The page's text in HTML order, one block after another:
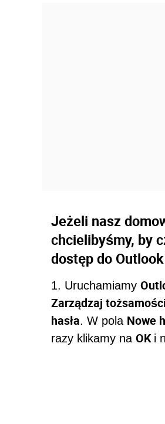
Jeżeli nasz
chcielibyśmy, by
dostęp do
1. Uruchamiamy
Zarządzaj
hasła. W pola Nowe
razy klikamy na OK i